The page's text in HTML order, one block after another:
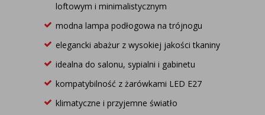
loftowym i minimalistycznym
modna lampa podłogowa na trójnogu
elegancki abażur z wysokiej jakości tkaniny
idealna do salonu, sypialni i gabinetu
kompatybilność z żarówkami LED E27
klimatyczne i przyjemne światło